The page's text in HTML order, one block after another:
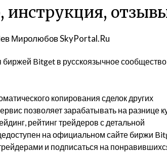
инструкция,
Миролюбов SkyPortal.Ru
Bitget в русскоязычное
копирования сделок других
позволяет зарабатывать на разнице
рейтинг трейдеров с детальной
на официальном сайте биржи
и подписаться на